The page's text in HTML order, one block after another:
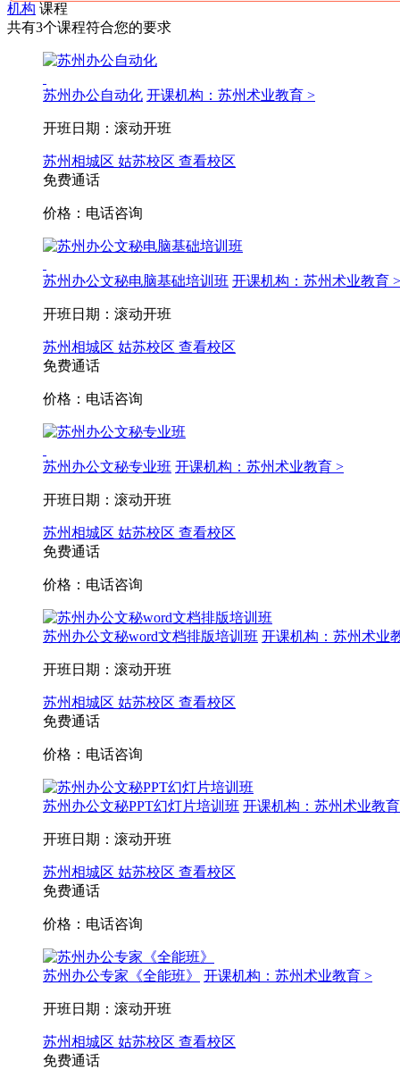
机构 课程
共有3个课程符合您的要求
苏州办公自动化 开课机构：苏州术业教育 >
开班日期：滚动开班
苏州相城区 姑苏校区 查看校区
免费通话
价格：电话咨询
苏州办公文秘电脑基础培训班 开课机构：苏州术业教育 >
开班日期：滚动开班
苏州相城区 姑苏校区 查看校区
免费通话
价格：电话咨询
苏州办公文秘专业班 开课机构：苏州术业教育 >
开班日期：滚动开班
苏州相城区 姑苏校区 查看校区
免费通话
价格：电话咨询
苏州办公文秘word文档排版培训班 开课机构：苏州术业
开班日期：滚动开班
苏州相城区 姑苏校区 查看校区
免费通话
价格：电话咨询
苏州办公文秘PPT幻灯片培训班 开课机构：苏州术业教
开班日期：滚动开班
苏州相城区 姑苏校区 查看校区
免费通话
价格：电话咨询
苏州办公专家《全能班》 开课机构：苏州术业教育 >
开班日期：滚动开班
苏州相城区 姑苏校区 查看校区
免费通话